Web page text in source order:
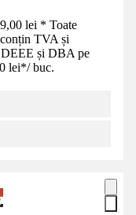
lei * Toate
TVA și
și DBA pe
lei*/ buc.